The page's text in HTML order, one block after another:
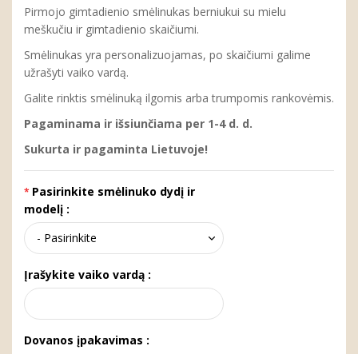
Pirmojo gimtadienio smėlinukas berniukui su mielu
meškučiu ir gimtadienio skaičiumi.
Smėlinukas yra personalizuojamas, po skaičiumi galime
užrašyti vaiko vardą.
Galite rinktis smėlinuką ilgomis arba trumpomis rankovėmis.
Pagaminama ir išsiunčiama per 1-4 d. d.
Sukurta ir pagaminta Lietuvoje!
Pasirinkite smėlinuko dydį ir
modelį :
Įrašykite vaiko vardą :
Dovanos įpakavimas :